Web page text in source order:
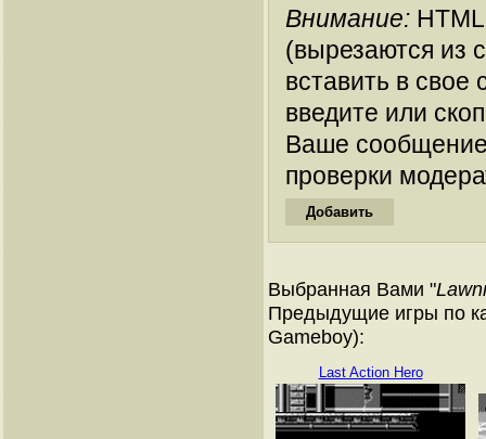
Внимание:
(вырезаются из
вставить в
введите или
Ваше
проверки
Выбранная Вами "
Предыдущие игры по
Gameboy):
Last Action Hero